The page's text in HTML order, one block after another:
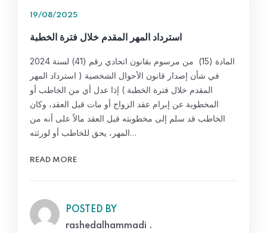
19/08/2025
استرداد المهر المقدم خلال فترة الخطبة
المادة (15) من مرسوم بقانون اتحادي رقم (41) لسنة 2024
في شأن إصدار قانون الأحوال الشخصية ( استرداد المهر
المقدم خلال فترة الخطبة ) إذا عدل أي من الخاطب أو
المخطوبة عن إبرام عقد الزواج أو مات قبل العقد، وكان
الخاطب قد سلم إلى مخطوبته قبل العقد مالاً على أنه من
المهر، يحق للخاطب أو لورثته…
READ MORE
POSTED BY
rashedalhammadi .